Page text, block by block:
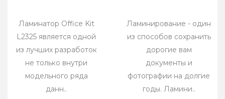
Ламинатор Office Kit
L2325 является одной
из лучших разработок
не только внутри
модельного ряда
данн..
Ламинирование - один
из способов сохранить
дорогие вам
документы и
фотографии на долгие
годы. Ламини..